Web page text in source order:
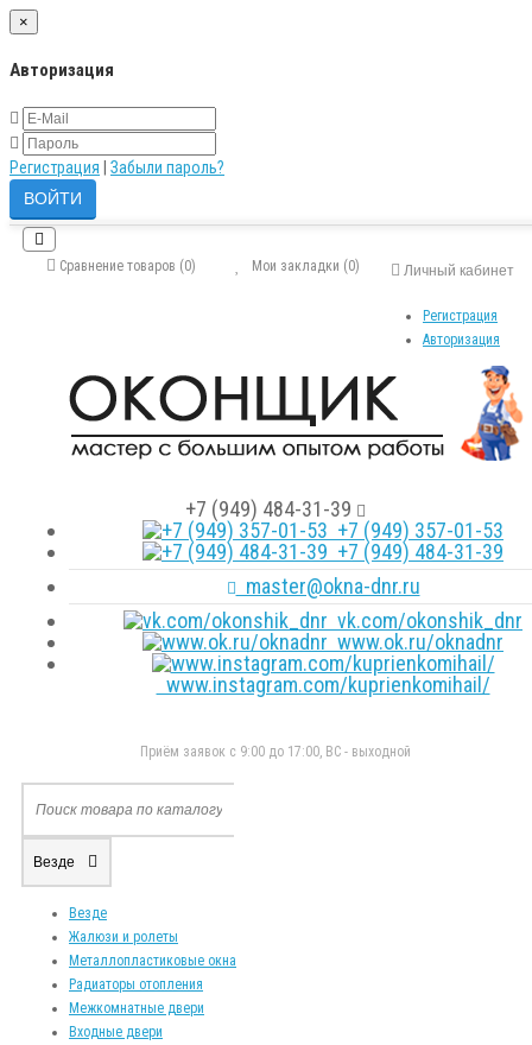
×
Авторизация
Регистрация Забыли пароль?
Личный кабинет
Регистрация
Авторизация
Мои закладки (0)
Сравнение товаров (0)
+7 (949) 484-31-39
+7 (949) 357-01-53
+7 (949) 484-31-39
master@okna-dnr.ru
vk.com/okonshik_dnr
www.ok.ru/oknadnr
www.instagram.com/kuprienkomihail/
Приём заявок с 9:00 до 17:00, ВС - выходной
Везде
Везде
Жалюзи и ролеты
Металлопластиковые окна
Радиаторы отопления
Межкомнатные двери
Входные двери